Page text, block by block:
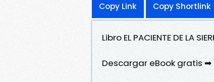
Copy Link Copy Shortlink
Libro EL PACIENTE DE LA
Descargar eBook gratis ➡